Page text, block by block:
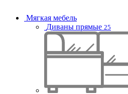
Мягкая мебель
Диваны прямые 25